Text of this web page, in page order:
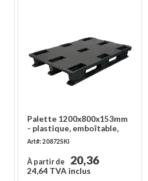
Palette 1200x800x153mm
- plastique, emboîtable,
2000kg - Copy
Art#: 20872SKI
À partir de 20,36
24,64 TVA inclus